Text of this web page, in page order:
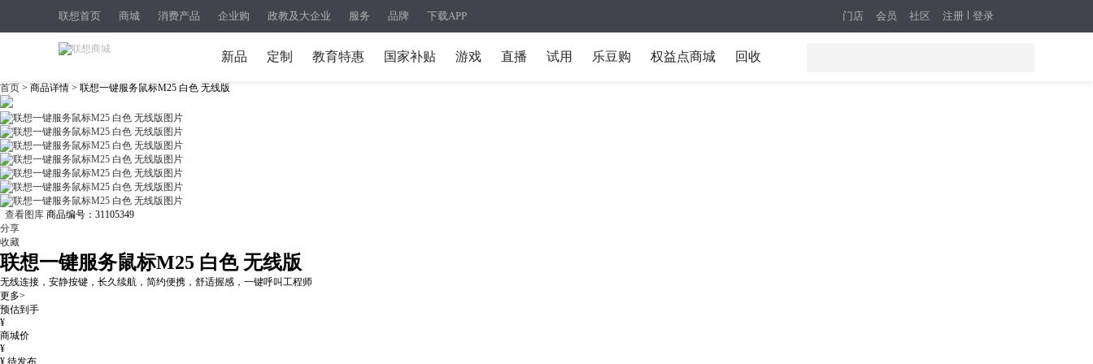
联想首页 商城 消费产品 企业购 政教及大企业 服务 品牌 下载APP 注册 登录
门店 会员 社区
新品 定制 教育特惠 国家补贴 游戏 直播 试用 乐豆购 权益点商城 回收
首页 > 商品详情 > 联想一键服务鼠标M25 白色 无线版
查看图库 商品编号： 31105349
分享
收藏
联想一键服务鼠标M25 白色 无线版
无线连接，安静按键，长久续航，简约便携，舒适握感，一键呼叫工程师
更多>
预估到手
¥
商城价
¥
¥ 待发布